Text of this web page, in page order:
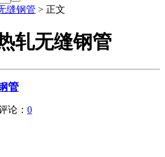
缝钢管 > 正文
轧无缝钢管
管
论： 0